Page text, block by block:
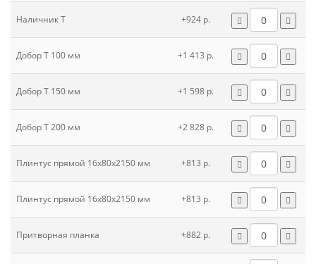
Наличник Т +924 р.
Добор Т 100 мм +1 413 р.
Добор Т 150 мм +1 598 р.
Добор Т 200 мм +2 828 р.
Плинтус прямой 16х80х2150 мм +813 р.
Плинтус прямой 16х80х2150 мм +813 р.
Притворная планка +882 р.